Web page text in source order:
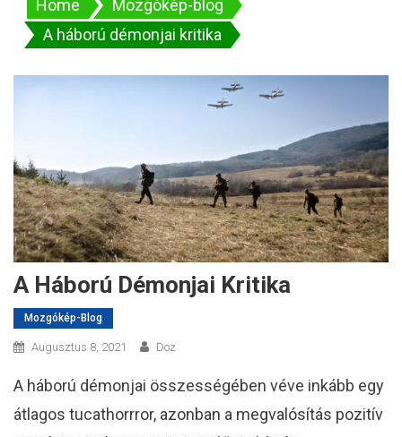
Home
Mozgókép-blog
A háború démonjai kritika
A Háború Démonjai Kritika
Mozgókép-Blog
Augusztus 8, 2021 Doz
A háború démonjai összességében véve inkább egy
átlagos tucathorrror, azonban a megvalósítás pozitív